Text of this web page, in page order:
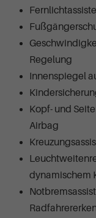
Regelung
Innenspiegel
Kopf- und
Airbag
dynamischem